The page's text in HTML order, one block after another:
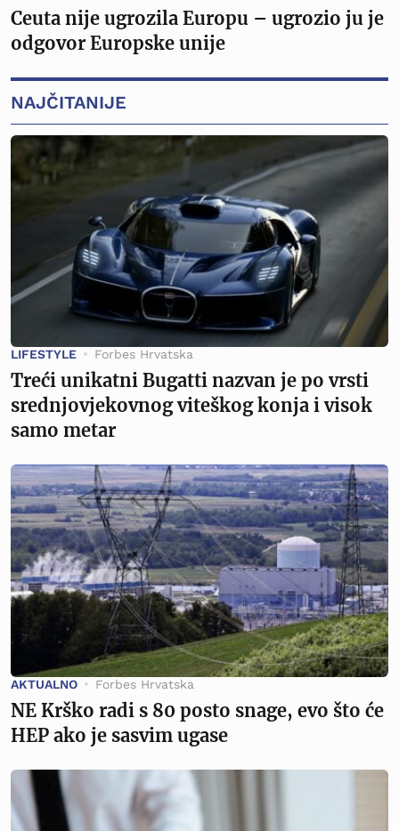
Ceuta nije ugrozila Europu – ugrozio ju je
odgovor Europske unije
NAJČITANIJE
LIFESTYLE Forbes Hrvatska
Treći unikatni Bugatti nazvan je po vrsti
srednjovjekovnog viteškog konja i visok
samo metar
AKTUALNO Forbes Hrvatska
NE Krško radi s 80 posto snage, evo što će
HEP ako je sasvim ugase